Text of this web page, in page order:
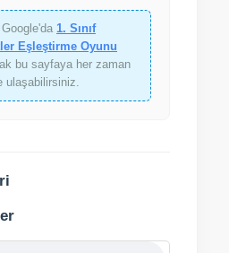
Google'da 1. Sınıf
Eşleştirme Oyunu
bu sayfaya her zaman
ulaşabilirsiniz.